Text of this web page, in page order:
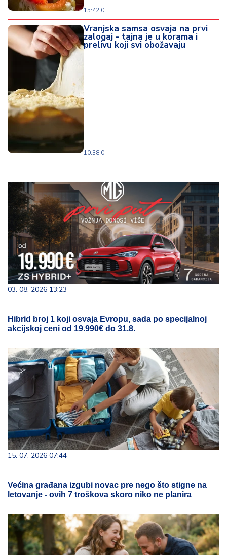
15:42|0
Vranjska samsa osvaja na prvi
zalogaj - tajna je u korama i
prelivu koji svi obožavaju
10:38|0
03. 08. 2026 13:23
Hibrid broj 1 koji osvaja Evropu, sada po specijalnoj
akcijskoj ceni od 19.990€ do 31.8.
15. 07. 2026 07:44
Većina građana izgubi novac pre nego što stigne na
letovanje - ovih 7 troškova skoro niko ne planira